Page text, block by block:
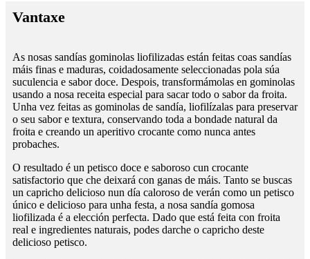
Vantaxe
As nosas sandías gominolas liofilizadas están feitas coas sandías
máis finas e maduras, coidadosamente seleccionadas pola súa
suculencia e sabor doce. Despois, transformámolas en gominolas
usando a nosa receita especial para sacar todo o sabor da froita.
Unha vez feitas as gominolas de sandía, liofilízalas para preservar
o seu sabor e textura, conservando toda a bondade natural da
froita e creando un aperitivo crocante como nunca antes
probaches.
O resultado é un petisco doce e saboroso cun crocante
satisfactorio que che deixará con ganas de máis. Tanto se buscas
un capricho delicioso nun día caloroso de verán como un petisco
único e delicioso para unha festa, a nosa sandía gomosa
liofilizada é a elección perfecta. Dado que está feita con froita
real e ingredientes naturais, podes darche o capricho deste
delicioso petisco.